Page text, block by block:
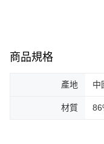
商品規格
產地 中
材質